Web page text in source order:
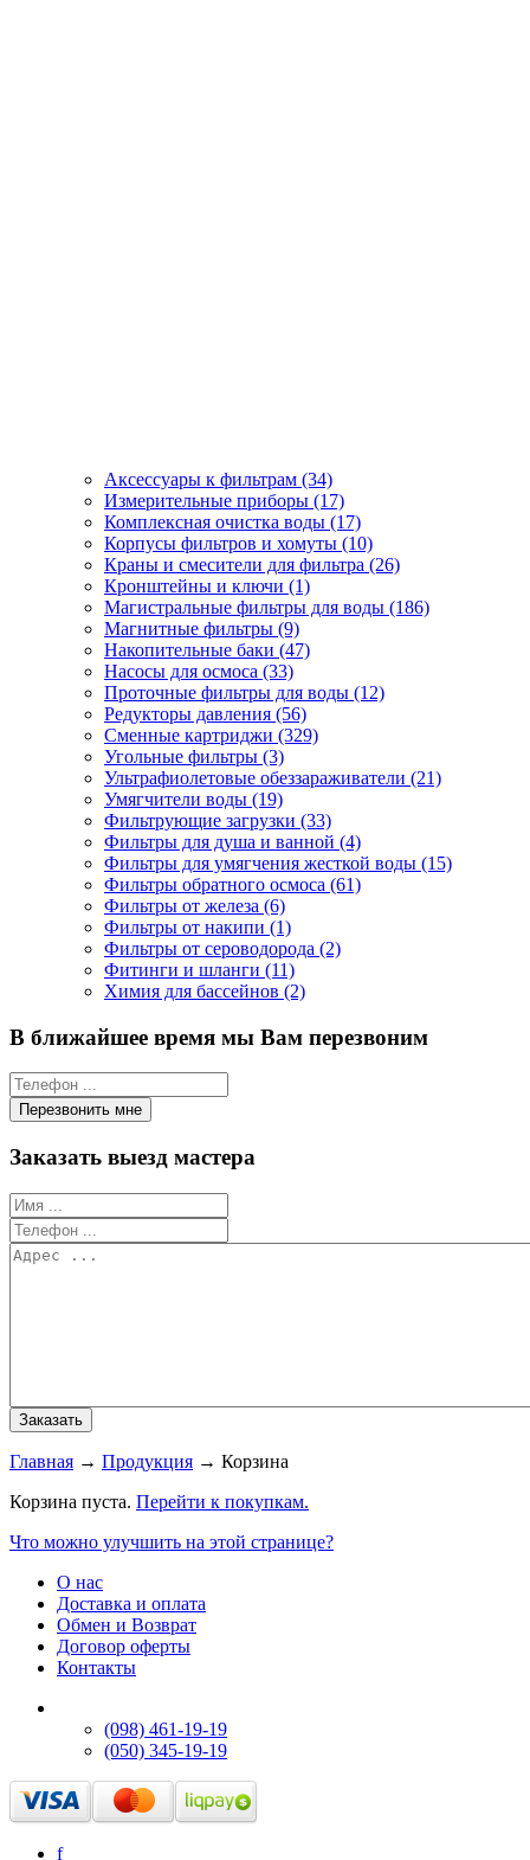
Аксессуары к фильтрам (34)
Измерительные приборы (17)
Комплексная очистка воды (17)
Корпусы фильтров и хомуты (10)
Краны и смесители для фильтра (26)
Кронштейны и ключи (1)
Магистральные фильтры для воды (186)
Магнитные фильтры (9)
Накопительные баки (47)
Насосы для осмоса (33)
Проточные фильтры для воды (12)
Редукторы давления (56)
Сменные картриджи (329)
Угольные фильтры (3)
Ультрафиолетовые обеззараживатели (21)
Умягчители воды (19)
Фильтрующие загрузки (33)
Фильтры для душа и ванной (4)
Фильтры для умягчения жесткой воды (15)
Фильтры обратного осмоса (61)
Фильтры от железа (6)
Фильтры от накипи (1)
Фильтры от сероводорода (2)
Фитинги и шланги (11)
Химия для бассейнов (2)
В ближайшее время мы Вам перезвоним
Заказать выезд мастера
Главная → Продукция → Корзина
Корзина пуста. Перейти к покупкам.
Что можно улучшить на этой странице?
О нас
Доставка и оплата
Обмен и Возврат
Договор оферты
Контакты
(098) 461-19-19
(050) 345-19-19
f